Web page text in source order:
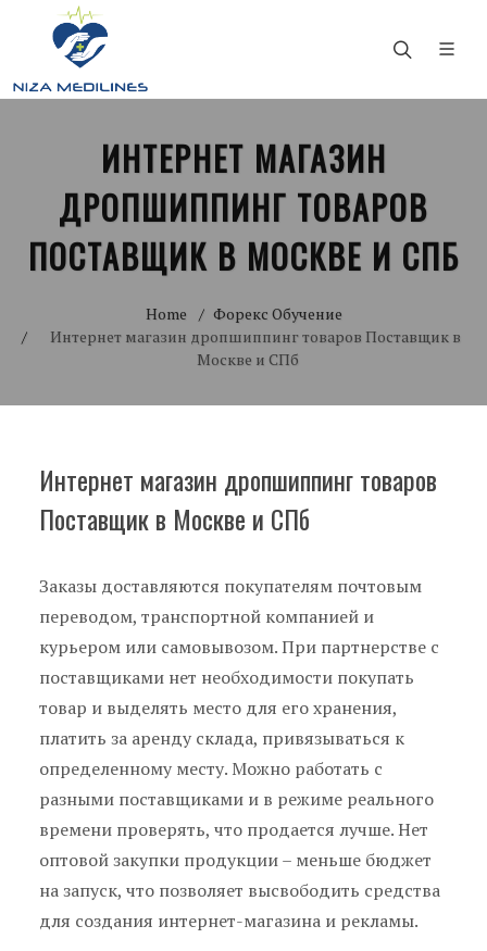
ИНТЕРНЕТ МАГАЗИН
ДРОПШИППИНГ ТОВАРОВ
ПОСТАВЩИК В МОСКВЕ И СПБ
Home
Форекс Обучение
Интернет магазин дропшиппинг товаров Поставщик в
Москве и СПб
Интернет магазин дропшиппинг товаров
Поставщик в Москве и СПб
Заказы доставляются покупателям почтовым
переводом, транспортной компанией и
курьером или самовывозом. При партнерстве с
поставщиками нет необходимости покупать
товар и выделять место для его хранения,
платить за аренду склада, привязываться к
определенному месту. Можно работать с
разными поставщиками и в режиме реального
времени проверять, что продается лучше. Нет
оптовой закупки продукции – меньше бюджет
на запуск, что позволяет высвободить средства
для создания интернет-магазина и рекламы.